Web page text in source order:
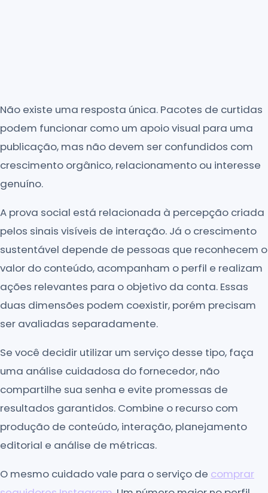
Não existe uma resposta única. Pacotes de curtidas
podem funcionar como um apoio visual para uma
publicação, mas não devem ser confundidos com
crescimento orgânico, relacionamento ou interesse
genuíno.
A prova social está relacionada à percepção criada
pelos sinais visíveis de interação. Já o crescimento
sustentável depende de pessoas que reconhecem o
valor do conteúdo, acompanham o perfil e realizam
ações relevantes para o objetivo da conta. Essas
duas dimensões podem coexistir, porém precisam
ser avaliadas separadamente.
Se você decidir utilizar um serviço desse tipo, faça
uma análise cuidadosa do fornecedor, não
compartilhe sua senha e evite promessas de
resultados garantidos. Combine o recurso com
produção de conteúdo, interação, planejamento
editorial e análise de métricas.
O mesmo cuidado vale para o serviço de comprar